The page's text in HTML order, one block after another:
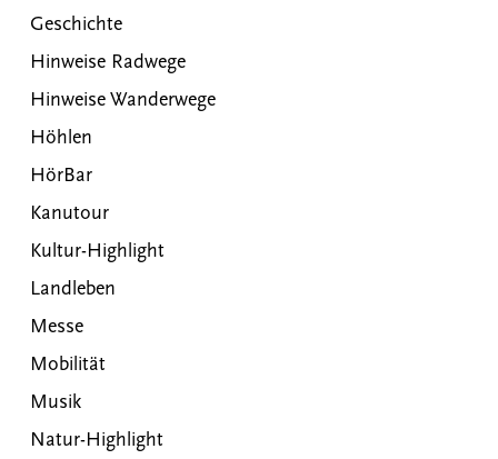
Geschichte
Hinweise Radwege
Hinweise Wanderwege
Höhlen
HörBar
Kanutour
Kultur-Highlight
Landleben
Messe
Mobilität
Musik
Natur-Highlight